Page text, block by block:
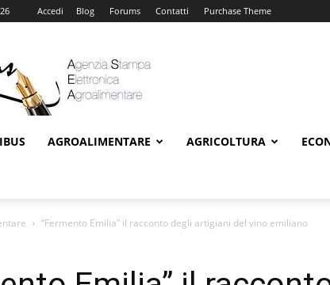
Accedi Blog Forums Contatti Purchase Theme
Online
AGROALIMENTARE AGRICOLTURA
“Fermento Emilia” il racconto degli artigiani del vino emiliano